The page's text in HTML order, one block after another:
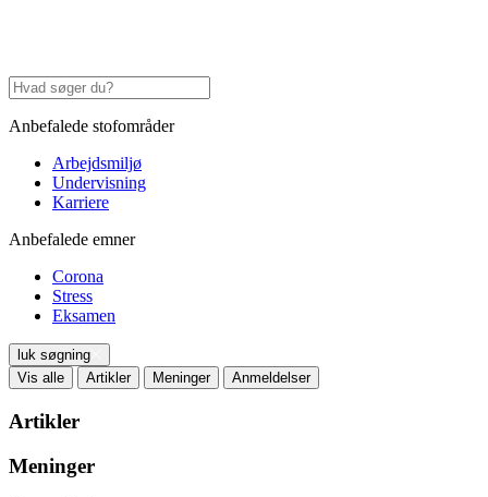
Anbefalede stofområder
Arbejdsmiljø
Undervisning
Karriere
Anbefalede emner
Corona
Stress
Eksamen
luk søgning
Vis alle
Artikler Meninger Anmeldelser
Artikler
Meninger